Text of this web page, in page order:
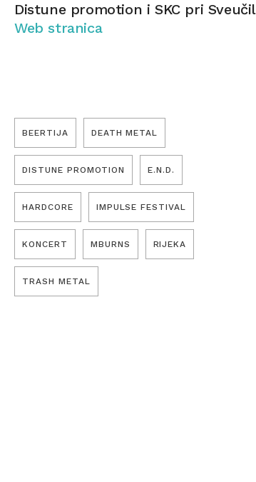
Distune promotion i SKC pri
Web stranica
BEERTIJA DEATH METAL
DISTUNE PROMOTION E.N.D.
HARDCORE IMPULSE FESTIVAL
KONCERT MBURNS RIJEKA
TRASH METAL